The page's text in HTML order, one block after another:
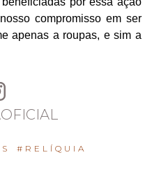
compromisso em ser
apenas a roupas, e sim a
#RELÍQUIA